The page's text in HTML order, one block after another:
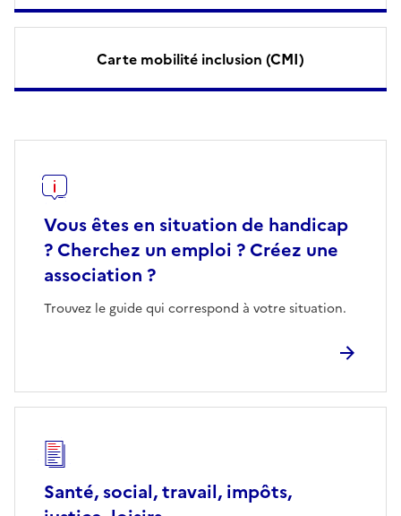
Carte mobilité inclusion (CMI)
Vous êtes en situation de handicap
? Cherchez un emploi ? Créez une
association ?
Trouvez le guide qui correspond à votre situation.
Santé, social, travail, impôts,